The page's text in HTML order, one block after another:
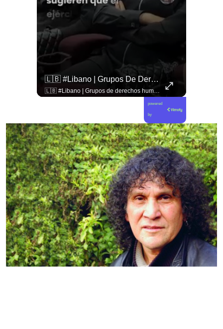
🇱🇧 #Libano | Grupos De Derechos Humanos Presentan Pruebas Sobre El Asesinato De La Periodista Libanesa Amal Khalil, Asesinada Por Israel.
🇱🇧 #Libano | Grupos de derechos humanos presentan pruebas sobre el asesinato de la periodista libanesa Amal Khalil, asesinada por Israel.
powered
by